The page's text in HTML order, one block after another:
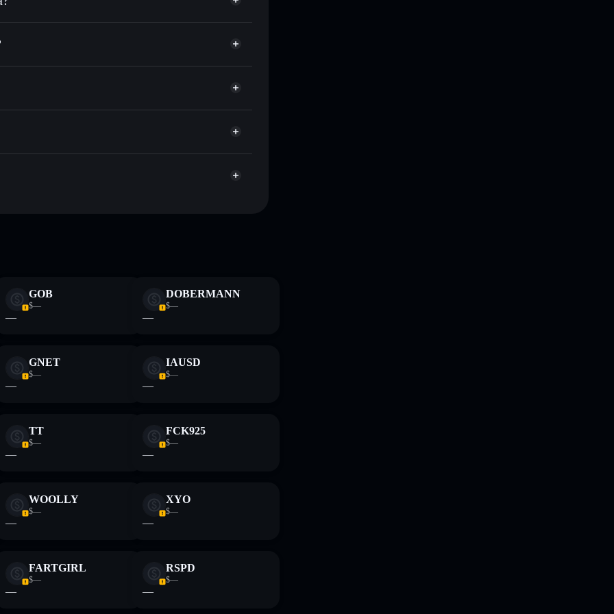
del tiempo
las carteras usando el agregador de privacidad
custodia donde tú controla tus claves privadas
custodia Solflare
GOB
$—
—
DOBERMANN
$—
—
GNET
$—
—
IAUSD
$—
—
TT
$—
—
FCK925
$—
—
WOOLLY
$—
—
XYO
$—
—
FARTGIRL
$—
—
RSPD
$—
—